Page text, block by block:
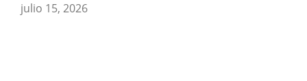
julio 15, 2026